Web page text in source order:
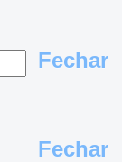
Fechar
Fechar